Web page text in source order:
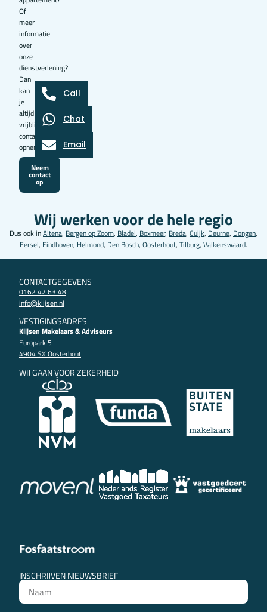
Of
meer
informatie
over
onze
dienstverlening?
Dan
kan
je
altijd
vrijblijvend
contact
opnemen.
Neem
contact
op
Wij werken voor de hele regio
Dus ook inAltena, Bergen op Zoom, Bladel, Boxmeer, Breda, Cuijk, Deurne, Dongen,
Eersel, Eindhoven, Helmond, Den Bosch, Oosterhout, Tilburg, Valkenswaard.
CONTACTGEGEVENS
0162 42 63 48
info@klijsen.nl
VESTIGINGSADRES
Klijsen Makelaars & Adviseurs
Europark 5
4904 SX Oosterhout
WIJ GAAN VOOR ZEKERHEID
INSCHRIJVEN NIEUWSBRIEF
Call
Chat
Email